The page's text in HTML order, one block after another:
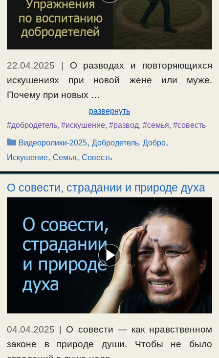
22.04.2025
О разводах и повторяющихся
искушениях при новой жене или муже.
Почему при новых …
развернуть
#добродетель, #искушение, #развод, #семья, #совесть
Рубрики
Видеоролики-2025,Добродетель, Добро,
Искушение, Семья, Совесть
О совести, страдании и природе духа
04.04.2025
О совести — как нравственном
законе в природе души. Чтобы не было